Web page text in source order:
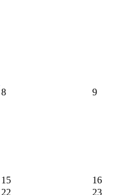
8 9
15
16
22
23